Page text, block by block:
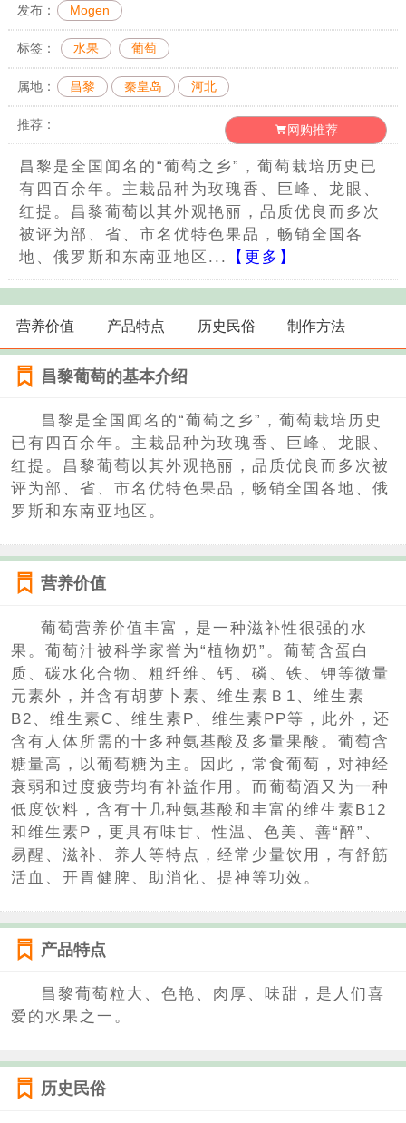
发布： Mogen
标签： 水果 葡萄
属地： 昌黎 秦皇岛 河北
推荐： 网购推荐
昌黎是全国闻名的“葡萄之乡”，葡萄栽培历史已
有四百余年。主栽品种为玫瑰香、巨峰、龙眼、
红提。昌黎葡萄以其外观艳丽，品质优良而多次
被评为部、省、市名优特色果品，畅销全国各
地、俄罗斯和东南亚地区...
【更多】
营养价值 产品特点 历史民俗 制作方法
昌黎葡萄的基本介绍
昌黎是全国闻名的“葡萄之乡”，葡萄栽培历史
已有四百余年。主栽品种为玫瑰香、巨峰、龙眼、
红提。昌黎葡萄以其外观艳丽，品质优良而多次被
评为部、省、市名优特色果品，畅销全国各地、俄
罗斯和东南亚地区。
营养价值
葡萄营养价值丰富，是一种滋补性很强的水
果。葡萄汁被科学家誉为“植物奶”。葡萄含蛋白
质、碳水化合物、粗纤维、钙、磷、铁、钾等微量
元素外，并含有胡萝卜素、维生素Ｂ1、维生素
B2、维生素C、维生素P、维生素PP等，此外，还
含有人体所需的十多种氨基酸及多量果酸。葡萄含
糖量高，以葡萄糖为主。因此，常食葡萄，对神经
衰弱和过度疲劳均有补益作用。而葡萄酒又为一种
低度饮料，含有十几种氨基酸和丰富的维生素B12
和维生素P，更具有味甘、性温、色美、善“醉”、
易醒、滋补、养人等特点，经常少量饮用，有舒筋
活血、开胃健脾、助消化、提神等功效。
产品特点
昌黎葡萄粒大、色艳、肉厚、味甜，是人们喜
爱的水果之一。
历史民俗